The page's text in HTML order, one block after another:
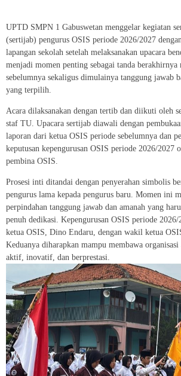
UPTD SMPN 1 Gabuswetan menggelar kegiatan
(sertijab) pengurus OSIS periode 2026/2027
lapangan sekolah setelah melaksanakan upacara
menjadi momen penting sebagai tanda berakhirnya
sebelumnya sekaligus dimulainya tanggung jawab
yang terpilih.
Acara dilaksanakan dengan tertib dan diikuti oleh
staf TU. Upacara sertijab diawali dengan
laporan dari ketua OSIS periode sebelumnya dan
keputusan kepengurusan OSIS periode 2026/2027
pembina OSIS.
Prosesi inti ditandai dengan penyerahan simbolis
pengurus lama kepada pengurus baru. Momen ini
perpindahan tanggung jawab dan amanah yang
penuh dedikasi. Kepengurusan OSIS periode
ketua OSIS, Dino Endaru, dengan wakil ketua
Keduanya diharapkan mampu membawa
aktif, inovatif, dan berprestasi.